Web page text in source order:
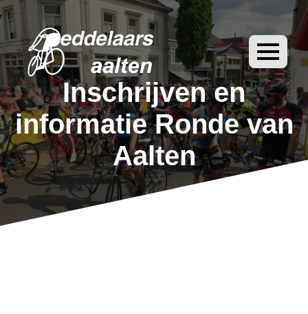
Inschrijven en
informatie Ronde van
Aalten